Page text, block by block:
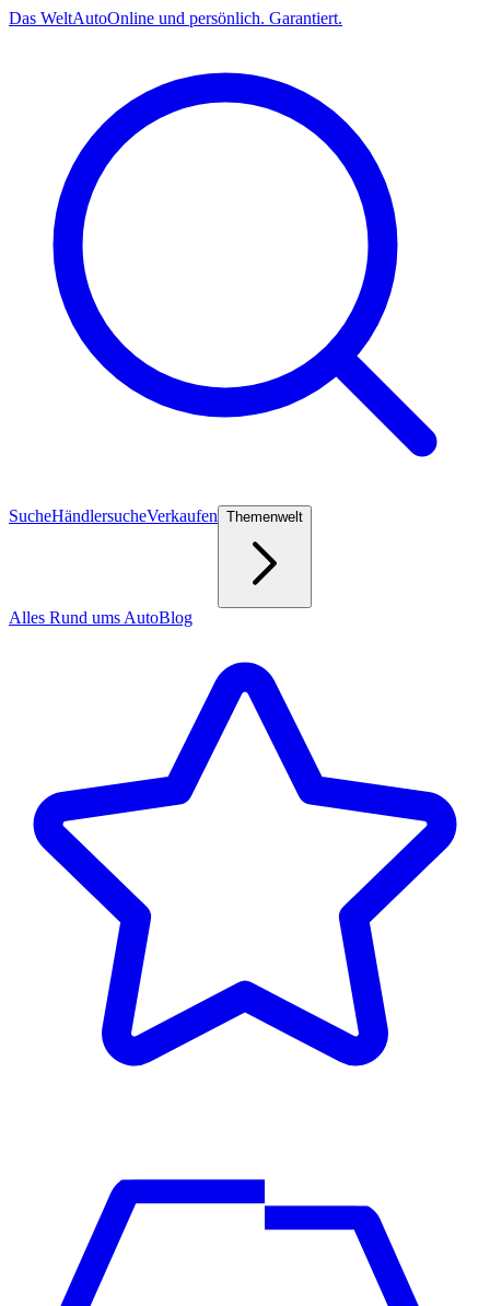
Das WeltAutoOnline und persönlich. Garantiert.
SucheHändlersucheVerkaufen Themenwelt
Alles Rund ums AutoBlog